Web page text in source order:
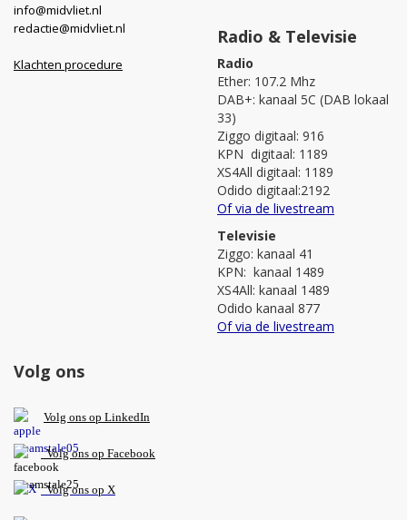
info@midvliet.nl
redactie@midvliet.nl
Klachten procedure
Radio & Televisie
Radio
Ether: 107.2 Mhz
DAB+: kanaal 5C (DAB lokaal
33)
Ziggo digitaal: 916
KPN digitaal: 1189
XS4All digitaal: 1189
Odido digitaal:2192
Of via de livestream
Televisie
Ziggo: kanaal 41
KPN: kanaal 1489
XS4All: kanaal 1489
Odido kanaal 877
Of via de livestream
Volg ons
Volg ons op LinkedIn
Volg ons op Facebook
Volg ons op X